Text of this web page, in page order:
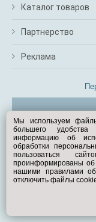
Каталог товаров
Партнерство
Реклама
Мы используем
большего
информацию об
обработки
пользоваться
проинформированы об
нашими правилами
отключить файлы